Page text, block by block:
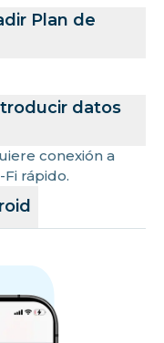
Plan de
datos
conexión a
rápido.